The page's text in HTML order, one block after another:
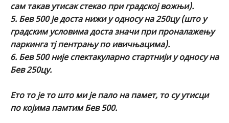
сам такав утисак стекао при градској вожњи).
5. Бев 500 је доста нижи у односу на 250цу (што у
градским условима доста значи при проналажењу
паркинга тј пентрању по ивичњацима).
6. Бев 500 није спектакуларно стартнији у односу на
Бев 250цу.
Ето то је то што ми је пало на памет, то су утисци
по којима памтим Бев 500.